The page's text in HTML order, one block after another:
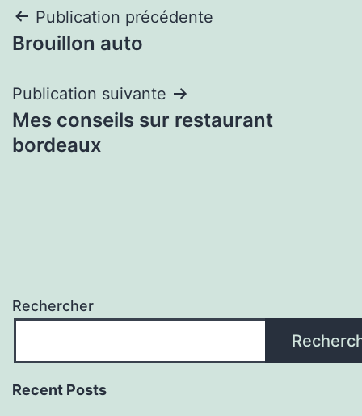
Navigation
de
l’article
Publication précédente
Brouillon auto
Publication suivante
Mes conseils sur restaurant
bordeaux
Rechercher
Recent Posts